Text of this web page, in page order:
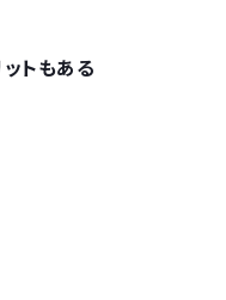
トもある